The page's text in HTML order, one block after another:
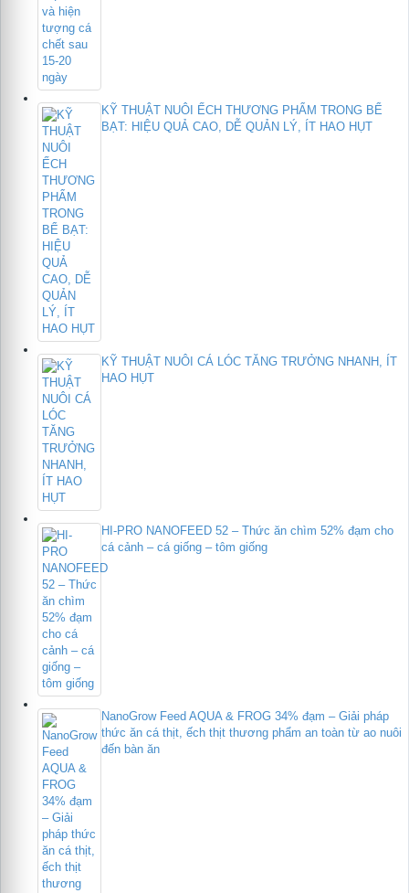
KỸ THUẬT NUÔI ẾCH THƯƠNG PHẨM TRONG BỂ
BẠT: HIỆU QUẢ CAO, DỄ QUẢN LÝ, ÍT HAO HỤT
KỸ THUẬT NUÔI CÁ LÓC TĂNG TRƯỞNG NHANH, ÍT
HAO HỤT
HI-PRO NANOFEED 52 – Thức ăn chìm 52% đạm cho
cá cảnh – cá giống – tôm giống
NanoGrow Feed AQUA & FROG 34% đạm – Giải pháp
thức ăn cá thịt, ếch thịt thương phẩm an toàn từ ao nuôi
đến bàn ăn